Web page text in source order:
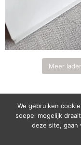
Meer
We gebruiken
soepel mogelijk
deze site, gaan